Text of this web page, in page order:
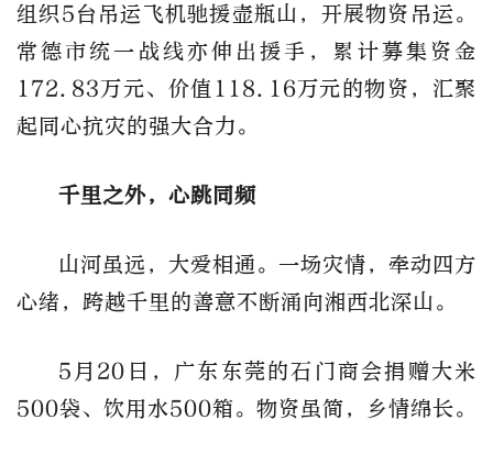
组织5台吊运飞机驰援壶瓶山，开展物资吊运。
常德市统一战线亦伸出援手，累计募集资金
172.83万元、价值118.16万元的物资，汇聚
起同心抗灾的强大合力。
千里之外，心跳同频
山河虽远，大爱相通。一场灾情，牵动四方
心绪，跨越千里的善意不断涌向湘西北深山。
5月20日，广东东莞的石门商会捐赠大米
500袋、饮用水500箱。物资虽简，乡情绵长。